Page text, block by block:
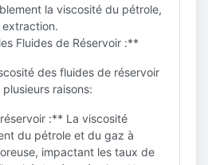
la viscosité du pétrole,
Fluides de Réservoir :**
des fluides de réservoir
raisons:
:** La viscosité
du pétrole et du gaz à
impactant les taux de